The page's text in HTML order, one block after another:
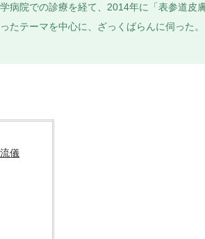
病院での診療を経て、2014年に「表参道皮
テーマを中心に、ざっくばらんに伺った
儀